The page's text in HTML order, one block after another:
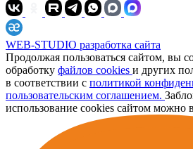
WEB-STUDIO разработка сайта
Продолжая пользоваться сайтом, вы
обработку файлов cookies и других
в соответствии с политикой
пользовательским соглашением.
использование cookies сайтом можно